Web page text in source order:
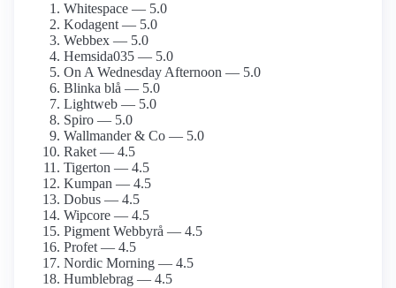
Whitespace — 5.0
Kodagent — 5.0
Webbex — 5.0
Hemsida035 — 5.0
On A Wednesday Afternoon — 5.0
Blinka blå — 5.0
Lightweb — 5.0
Spiro — 5.0
Wallmander & Co — 5.0
Raket — 4.5
Tigerton — 4.5
Kumpan — 4.5
Dobus — 4.5
Wipcore — 4.5
Pigment Webbyrå — 4.5
Profet — 4.5
Nordic Morning — 4.5
Humblebrag — 4.5